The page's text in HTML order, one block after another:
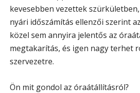
kevesebben vezettek
nyári időszámítás ellenzői szerint
közel sem annyira jelentős az
megtakarítás, és igen nagy terhet
szervezetre.
Ön mit gondol az óraátállításról?